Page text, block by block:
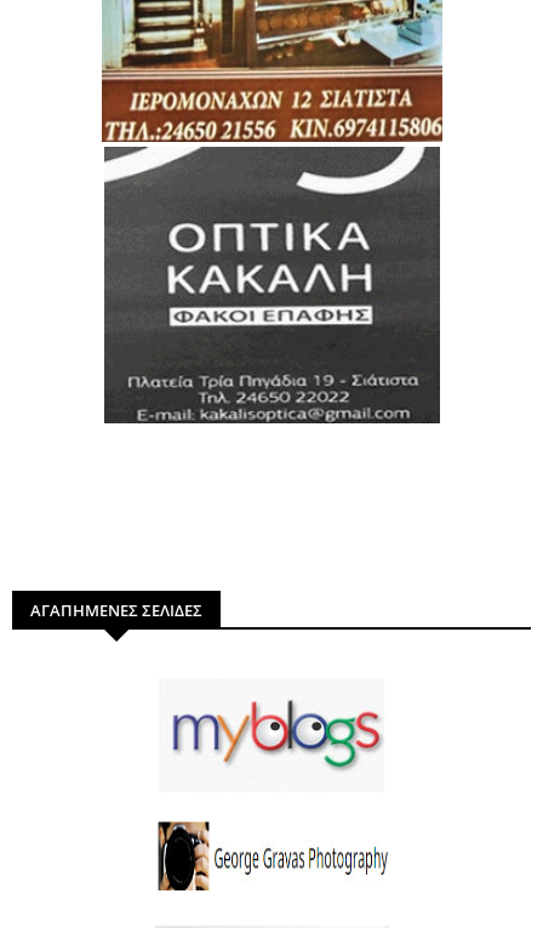
ΑΓΑΠΗΜΕΝΕΣ ΣΕΛΙΔΕΣ